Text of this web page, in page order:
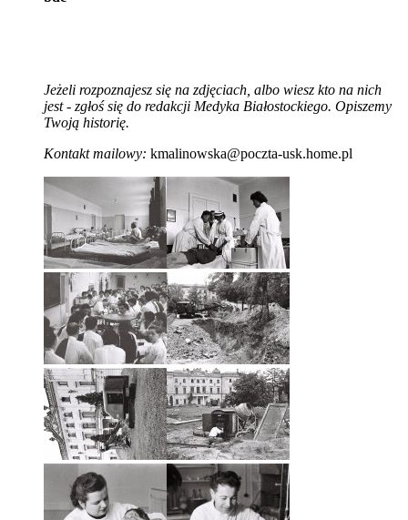
Jeżeli rozpoznajesz się na zdjęciach, albo wiesz kto na nich
jest - zgłoś się do redakcji Medyka Białostockiego. Opiszemy
Twoją historię.
Kontakt mailowy: kmalinowska@poczta-usk.home.pl